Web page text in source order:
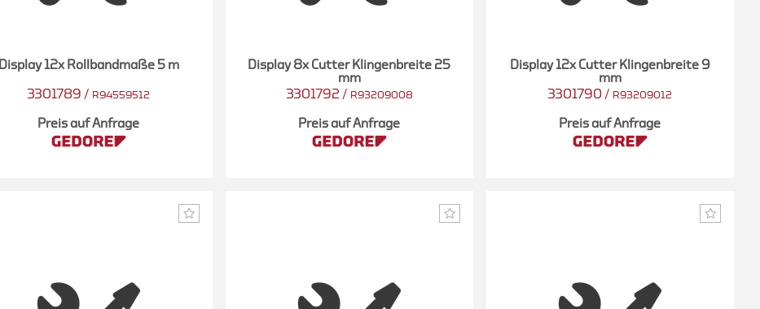
Display 12x Rollbandmaße 5 m
3301789 / R94559512
Preis auf Anfrage
Display 8x Cutter Klingenbreite 25
mm
3301792 / R93209008
Preis auf Anfrage
Display 12x Cutter Klingenbreite 9
mm
3301790 / R93209012
Preis auf Anfrage